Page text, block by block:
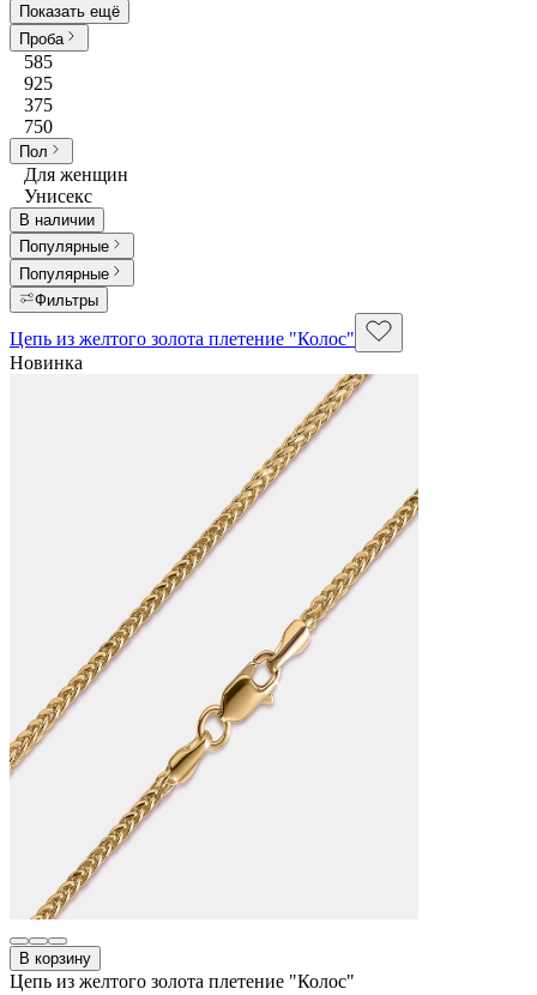
Показать ещё
Проба
585
925
375
750
Пол
Для женщин
Унисекс
В наличии
Популярные
Популярные
Фильтры
Цепь из желтого золота плетение "Колос"
Новинка
В корзину
Цепь из желтого золота плетение "Колос"